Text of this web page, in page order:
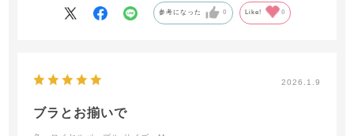
参考になった 0 Like! 0
2026.1.9
ブラとお揃いで